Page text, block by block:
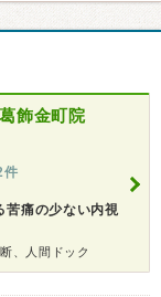
飾金町院
件
苦痛の少ない内視
、人間ドック